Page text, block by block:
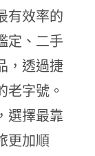
有效率的
定、二手
，透過捷
老字號。
選擇最靠
更加順